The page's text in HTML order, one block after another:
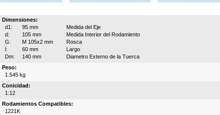
Dimensiones:
d1:
95 mm
Medida del Eje
d:
105 mm
Medida Interior del Rodamiento
G:
M 105x2 mm
Rosca
l:
60 mm
Largo
Dm:
140 mm
Diametro Externo de la Tuerca
Peso:
1.545 kg
Conicidad:
1:12
Rodamientos Compatibles:
1221K